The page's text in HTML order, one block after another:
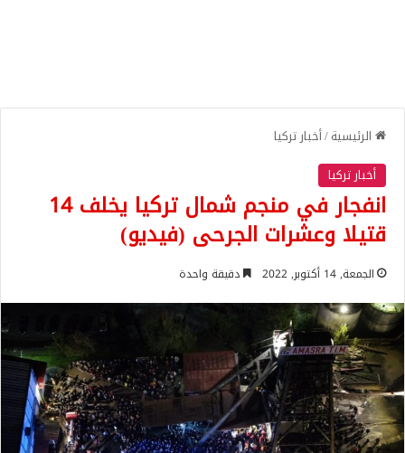
الرئيسية/أخبار تركيا
أخبار تركيا
انفجار في منجم شمال تركيا يخلف 14
قتيلا وعشرات الجرحى (فيديو)
الجمعة, 14 أكتوبر, 2022 دقيقة واحدة